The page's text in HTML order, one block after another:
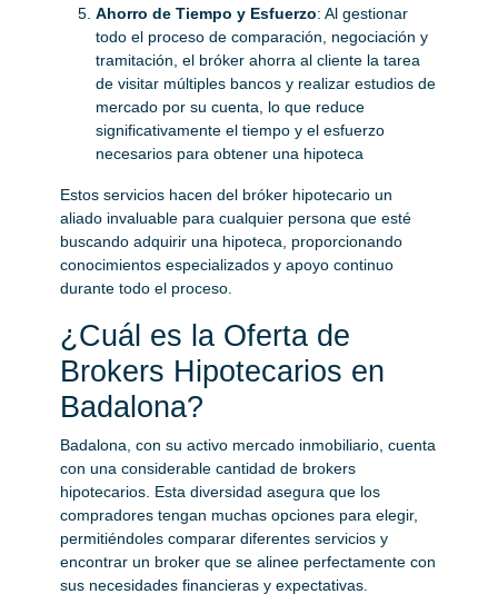
Ahorro de Tiempo y Esfuerzo: Al gestionar
todo el proceso de comparación, negociación y
tramitación, el bróker ahorra al cliente la tarea
de visitar múltiples bancos y realizar estudios de
mercado por su cuenta, lo que reduce
significativamente el tiempo y el esfuerzo
necesarios para obtener una hipoteca​
Estos servicios hacen del bróker hipotecario un
aliado invaluable para cualquier persona que esté
buscando adquirir una hipoteca, proporcionando
conocimientos especializados y apoyo continuo
durante todo el proceso.
¿Cuál es la Oferta de
Brokers Hipotecarios en
Badalona?
Badalona, con su activo mercado inmobiliario, cuenta
con una considerable cantidad de brokers
hipotecarios. Esta diversidad asegura que los
compradores tengan muchas opciones para elegir,
permitiéndoles comparar diferentes servicios y
encontrar un broker que se alinee perfectamente con
sus necesidades financieras y expectativas.